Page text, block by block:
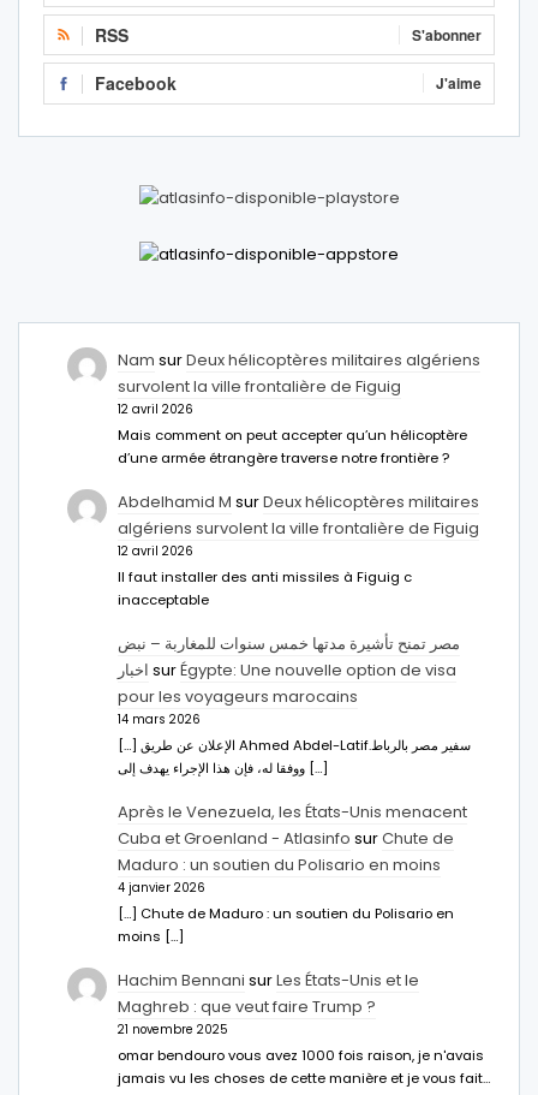
RSS S'abonner
Facebook J'aime
Nam surDeux hélicoptères militaires algériens
survolent la ville frontalière de Figuig
12 avril 2026
Mais comment on peut accepter qu’un hélicoptère
d’une armée étrangère traverse notre frontière ?
Abdelhamid M surDeux hélicoptères militaires
algériens survolent la ville frontalière de Figuig
12 avril 2026
Il faut installer des anti missiles à Figuig c
inacceptable
مصر تمنح تأشيرة مدتها خمس سنوات للمغاربة – نبض
اخبار surÉgypte: Une nouvelle option de visa
pour les voyageurs marocains
14 mars 2026
[…] الإعلان عن طريق Ahmed Abdel-Latifسفير مصر بالرباط.
ووفقا له، فإن هذا الإجراء يهدف إلى […]
Après le Venezuela, les États-Unis menacent
Cuba et Groenland - Atlasinfo surChute de
Maduro : un soutien du Polisario en moins
4 janvier 2026
[…] Chute de Maduro : un soutien du Polisario en
moins […]
Hachim Bennani surLes États-Unis et le
Maghreb : que veut faire Trump ?
21 novembre 2025
omar bendouro vous avez 1000 fois raison, je n'avais
jamais vu les choses de cette manière et je vous fait…